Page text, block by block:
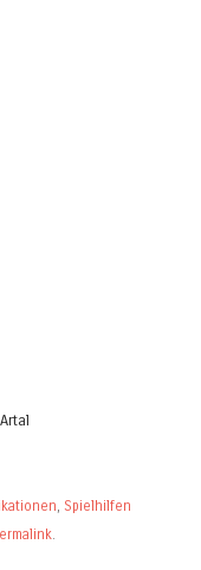
, Spielhilfen
.